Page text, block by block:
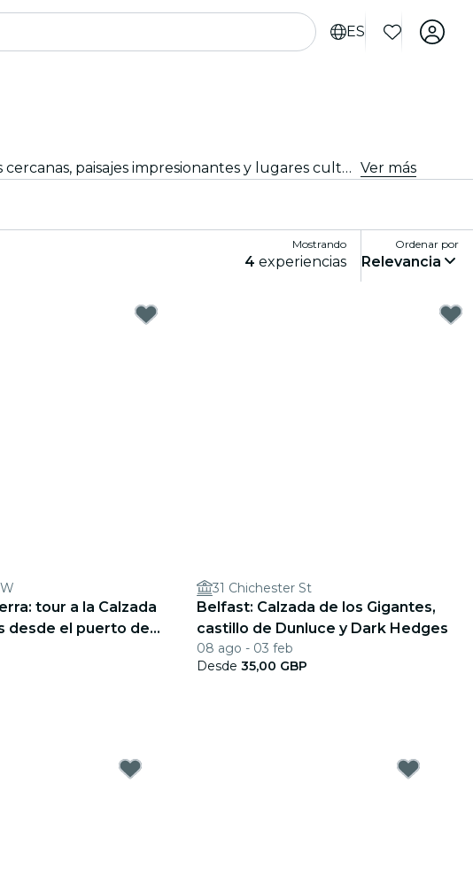
ES
Descubre nuevas aventuras con excursiones y escapadas de un día desde Belfast. Explora atracciones cercanas, paisajes impresionantes y lugares culturales con guías expertos. Un día de descubrimiento perfecto para quienes desean conocer lo mejor de la región. Ver más
Mostrando
4 experiencias
Ordenar por
Relevancia
tour a la Calzada
desde el puerto de
31 Chichester St
Belfast: Calzada de los Gigantes,
castillo de Dunluce y Dark Hedges
08 ago - 03 feb
Desde 35,00 GBP